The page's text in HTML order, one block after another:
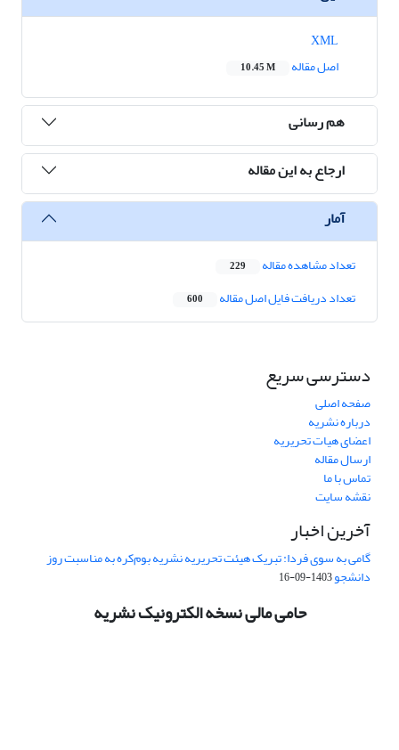
اصل مقاله
10.45 M
هم رسانی
ارجاع به این مقاله
آمار
تعداد مشاهده مقاله 229
تعداد دریافت فایل اصل مقاله 600
دسترسی سریع
صفحه اصلی
درباره نشریه
اعضای هیات تحریریه
ارسال مقاله
تماس با ما
نقشه سایت
آخرین اخبار
گامی به سوی فردا: تبریک هیئت تحریریه نشریه بوم‌کره به مناسبت روز
دانشجو1403-09-16
حامی مالی نسخه الکترونیک نشریه